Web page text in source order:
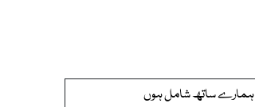
ہمارے ساتھ شامل ہوں